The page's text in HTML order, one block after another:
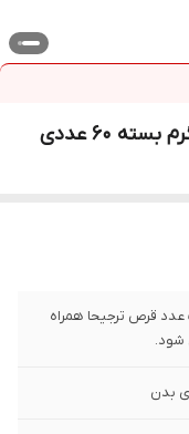
عدد قرص ترجیحا همراه
شود.
بدن